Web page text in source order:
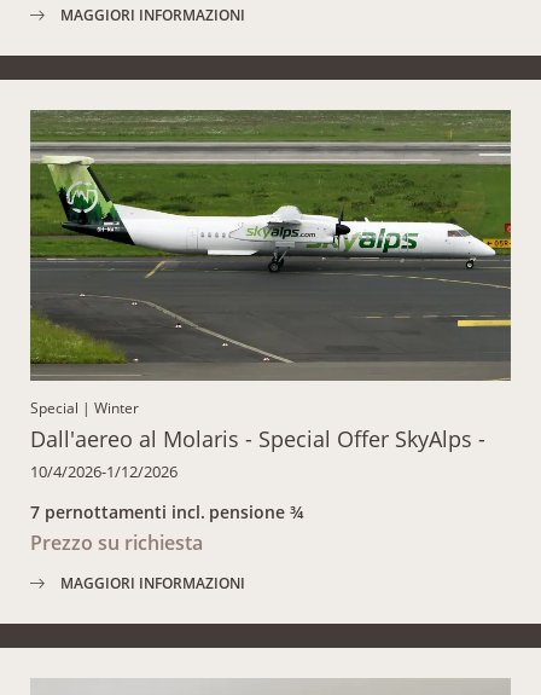
MAGGIORI INFORMAZIONI
Special | Winter
Dall'aereo al Molaris - Special Offer SkyAlps -
10/4/2026-1/12/2026
7 pernottamenti incl. pensione ¾
Prezzo su richiesta
MAGGIORI INFORMAZIONI